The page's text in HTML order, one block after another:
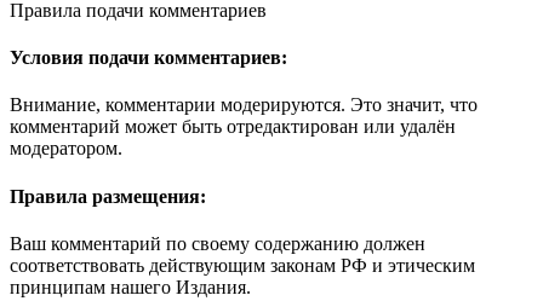
Правила подачи комментариев
Условия подачи комментариев:
Внимание, комментарии модерируются. Это значит, что
комментарий может быть отредактирован или удалён
модератором.
Правила размещения:
Ваш комментарий по своему содержанию должен
соответствовать действующим законам РФ и этическим
принципам нашего Издания.